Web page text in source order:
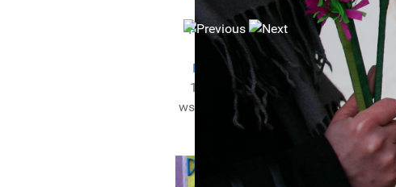
Organizacji
Pozarządowychw
ramach projektu
PITax.pl dla OPP.
1,5% zbieramy we
współpracy zPITax.pl
Łatwe podatki
Wam się
Czekamy
II